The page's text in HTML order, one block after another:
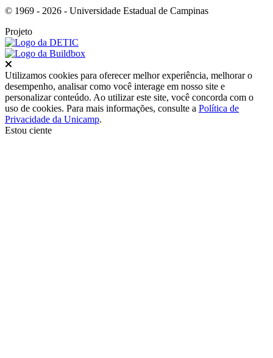
© 1969 - 2026 - Universidade Estadual de Campinas
Projeto
Utilizamos cookies para oferecer melhor experiência, melhorar o
desempenho, analisar como você interage em nosso site e
personalizar conteúdo. Ao utilizar este site, você concorda com o
uso de cookies. Para mais informações, consulte a Política de
Privacidade da Unicamp.
Estou ciente